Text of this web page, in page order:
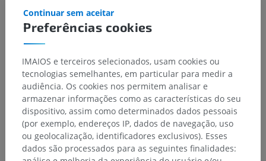
Estruturas subjacentes:Não há nenhuma estrutura
subjacente para esta parte anatômica
Traduções
Preferências cookies
Continuar sem aceitar
IMAIOS e terceiros selecionados, usam cookies ou
tecnologias semelhantes, em particular para medir a
audiência. Os cookies nos permitem analisar e
armazenar informações como as características do seu
dispositivo, assim como determinados dados pessoais
(por exemplo, endereços IP, dados de navegação, uso
ou geolocalização, identificadores exclusivos). Esses
dados são processados para as seguintes finalidades: